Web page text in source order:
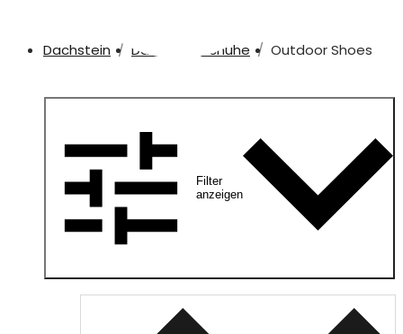
Dachstein Damen Schuhe Outdoor Shoes
Filter
anzeigen